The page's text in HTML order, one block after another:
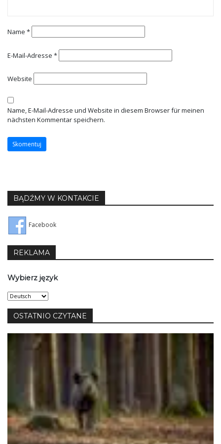
Name *
E-Mail-Adresse *
Website
Name, E-Mail-Adresse und Website in diesem Browser für meinen
nächsten Kommentar speichern.
BĄDŹMY W KONTAKCIE
Facebook
REKLAMA
Wybierz język
Wybierz
język
OSTATNIO CZYTANE